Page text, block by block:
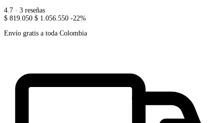
4.7 · 3 reseñas
$ 819.050 $ 1.056.550 -22%
Envío gratis a toda Colombia